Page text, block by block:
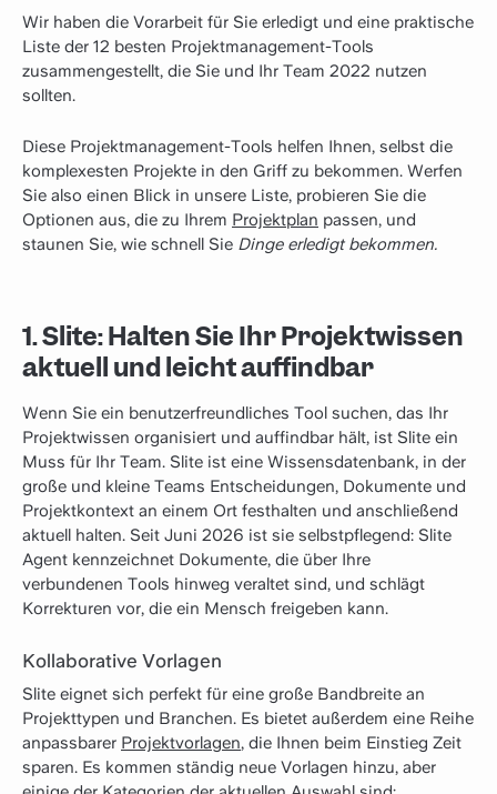
Wir haben die Vorarbeit für Sie erledigt und eine praktische
Liste der 12 besten Projektmanagement-Tools
zusammengestellt, die Sie und Ihr Team 2022 nutzen
sollten.
Diese Projektmanagement-Tools helfen Ihnen, selbst die
komplexesten Projekte in den Griff zu bekommen. Werfen
Sie also einen Blick in unsere Liste, probieren Sie die
Optionen aus, die zu Ihrem Projektplan passen, und
staunen Sie, wie schnell Sie Dinge erledigt bekommen.
1. Slite: Halten Sie Ihr Projektwissen
aktuell und leicht auffindbar
Wenn Sie ein benutzerfreundliches Tool suchen, das Ihr
Projektwissen organisiert und auffindbar hält, ist Slite ein
Muss für Ihr Team. Slite ist eine Wissensdatenbank, in der
große und kleine Teams Entscheidungen, Dokumente und
Projektkontext an einem Ort festhalten und anschließend
aktuell halten. Seit Juni 2026 ist sie selbstpflegend: Slite
Agent kennzeichnet Dokumente, die über Ihre
verbundenen Tools hinweg veraltet sind, und schlägt
Korrekturen vor, die ein Mensch freigeben kann.
Kollaborative Vorlagen
Slite eignet sich perfekt für eine große Bandbreite an
Projekttypen und Branchen. Es bietet außerdem eine Reihe
anpassbarer Projektvorlagen, die Ihnen beim Einstieg Zeit
sparen. Es kommen ständig neue Vorlagen hinzu, aber